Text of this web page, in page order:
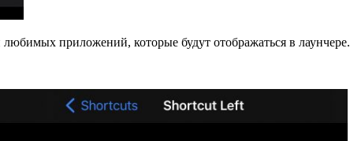
приложений, которые будут отображаться в лаунчере.